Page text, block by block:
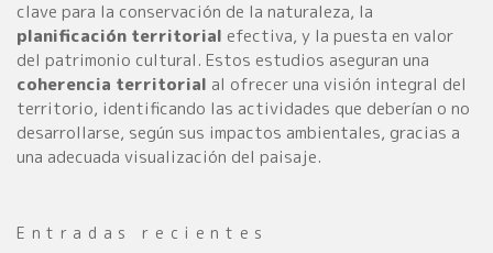
clave para la conservación de la naturaleza, la
planificación territorial efectiva, y la puesta en valor
del patrimonio cultural. Estos estudios aseguran una
coherencia territorial al ofrecer una visión integral del
territorio, identificando las actividades que deberían o no
desarrollarse, según sus impactos ambientales, gracias a
una adecuada visualización del paisaje.
Entradas recientes